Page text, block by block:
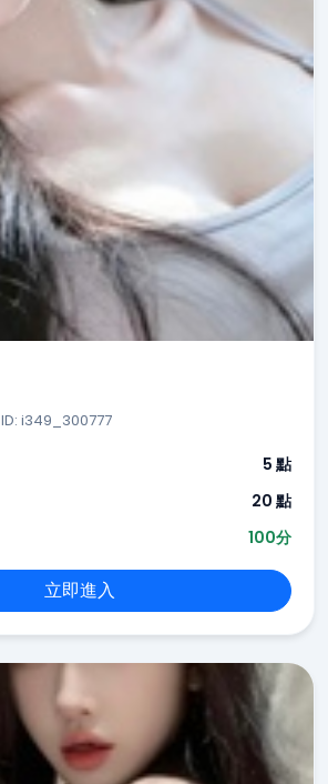
ID: i349_300777
5 點
20 點
100分
立即進入